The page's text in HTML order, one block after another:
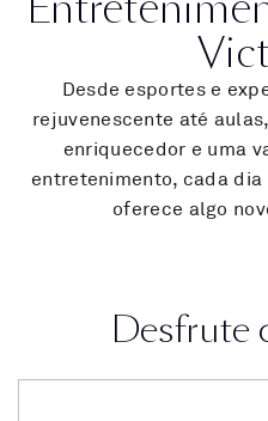
Desde esportes e
rejuvenescente até
enriquecedor e uma
entretenimento, cada dia
oferece algo
Desfrute